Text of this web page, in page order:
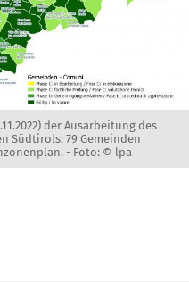
der Ausarbeitung des
Südtirols: 79 Gemeinden
- Foto: © lpa